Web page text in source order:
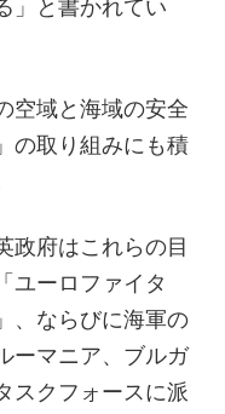
」と書かれてい
空域と海域の安全
の取り組みにも積
政府はこれらの目
ユーロファイタ
、ならびに海軍の
ーマニア、ブルガ
スクフォースに派